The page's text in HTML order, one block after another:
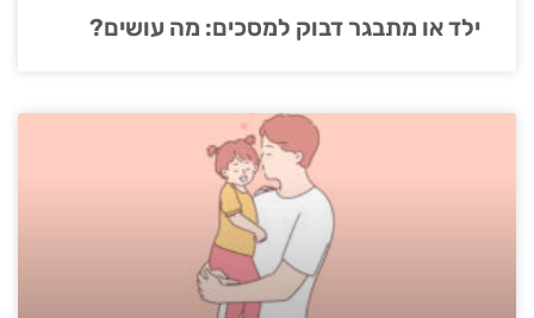
ילד או מתבגר דבוק למסכים: מה עושים?